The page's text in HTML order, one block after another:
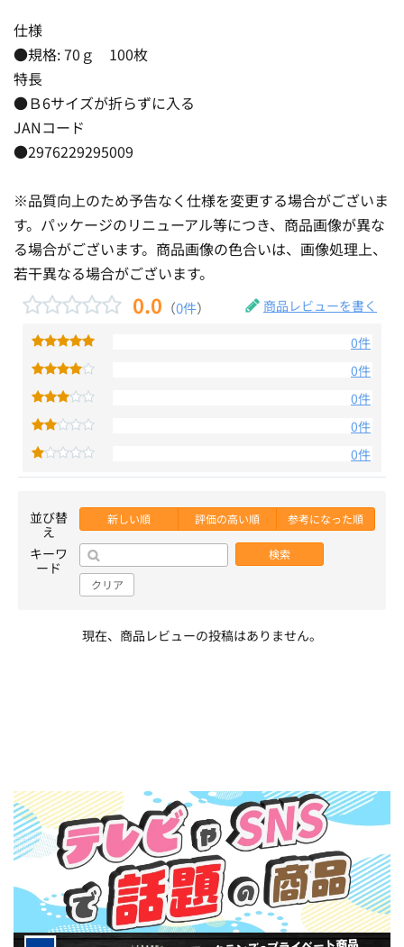
仕様
●規格: 70ｇ 100枚
特長
●Ｂ6サイズが折らずに入る
JANコード
●2976229295009
※品質向上のため予告なく仕様を変更する場合がございま
す。パッケージのリニューアル等につき、商品画像が異な
る場合がございます。商品画像の色合いは、画像処理上、
若干異なる場合がございます。
0.0 （0件） 商品レビューを書く
0件
0件
0件
0件
0件
並び替
え
新しい順 評価の高い順 参考になった順
キーワ
ード
検索
クリア
現在、商品レビューの投稿はありません。